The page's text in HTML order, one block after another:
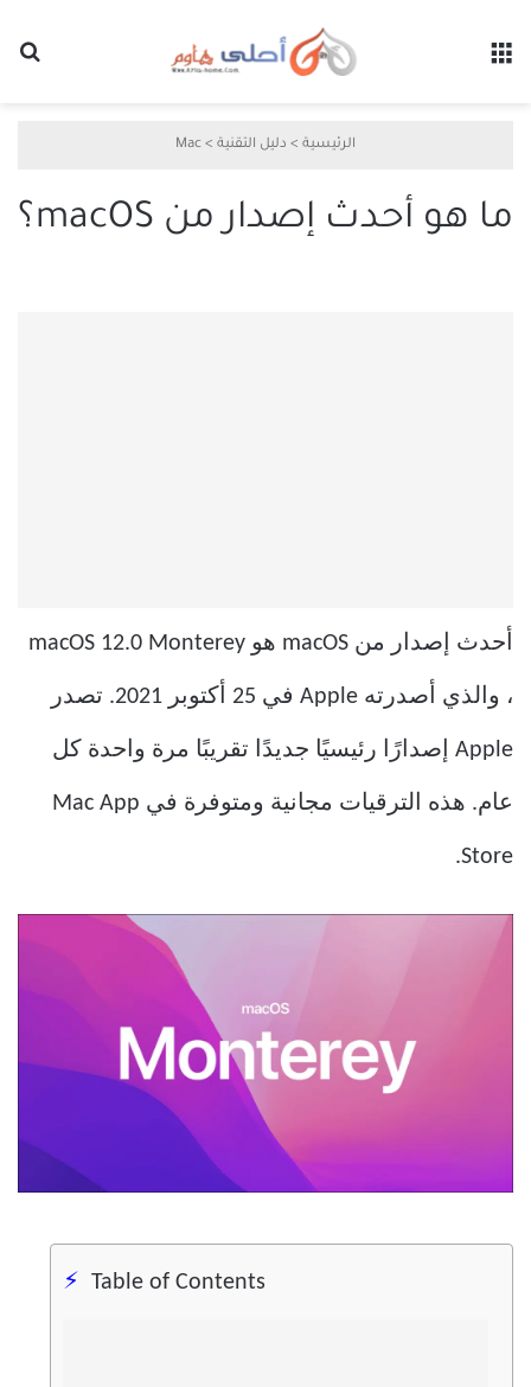
الرئيسية > دليل التقنية >
Mac
ما هو أحدث إصدار من macOS؟
أحدث إصدار من macOS هو macOS 12.0 Monterey
، والذي أصدرته Apple في 25 أكتوبر 2021. تصدر
Apple إصدارًا رئيسيًا جديدًا تقريبًا مرة واحدة كل
عام. هذه الترقيات مجانية ومتوفرة في Mac App
Store.
Table of Contents